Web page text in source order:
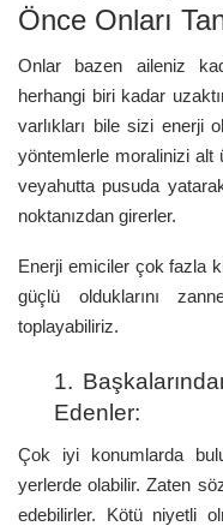
Önce Onları
Onlar bazen aileniz
herhangi biri kadar
varlıkları bile sizi enerji
yöntemlerle moralinizi alt
veyahutta pusuda
noktanızdan girerler.
Enerji emiciler çok fazla
güçlü olduklarını
toplayabiliriz.
1.
Edenler:
Çok iyi konumlarda
yerlerde olabilir. Zaten
edebilirler. Kötü niyetli